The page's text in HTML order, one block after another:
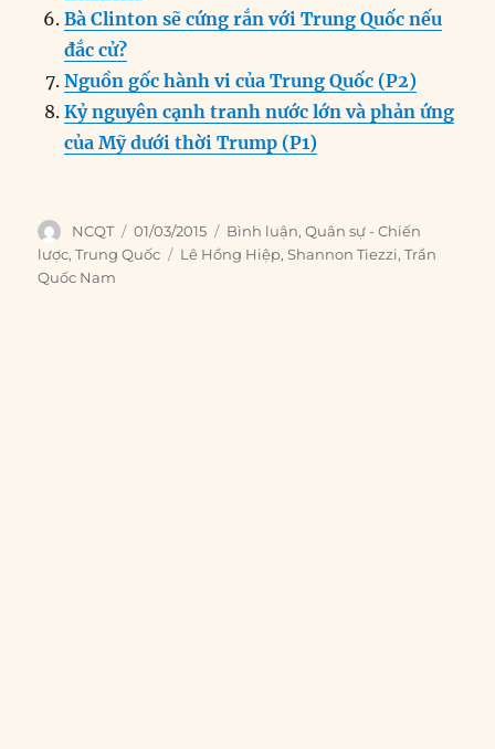
Bà Clinton sẽ cứng rắn với Trung Quốc nếu
đắc cử?
Nguồn gốc hành vi của Trung Quốc (P2)
Kỷ nguyên cạnh tranh nước lớn và phản ứng
của Mỹ dưới thời Trump (P1)
Author
NCQT
Posted
on
01/03/2015 Categories
Bình luận,Quân sự - Chiến
lược,Trung Quốc Tags
Lê Hồng Hiệp,Shannon Tiezzi,Trần
Quốc Nam